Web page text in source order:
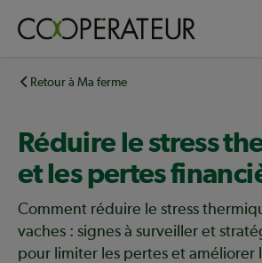
principalRetour à Ma ferme
Réduire le stress
et les pertes
Comment réduire le stress
vaches : signes à surveiller et
pour limiter les pertes et améliorer